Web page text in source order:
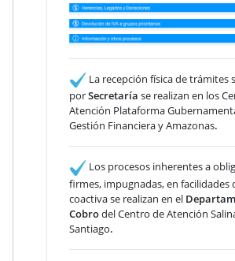
La recepción física de trámites
porSecretaría se realizan en los
Atención Plataforma
Gestión Financiera y Amazonas.
Los procesos inherentes a
firmes, impugnadas, en facilidades
coactiva se realizan en el
Cobrodel Centro de Atención
Santiago.